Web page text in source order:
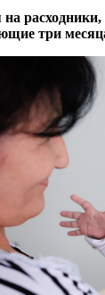
три